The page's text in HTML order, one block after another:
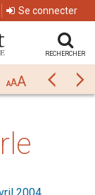
Se connecter
RECHERCHER
AAA